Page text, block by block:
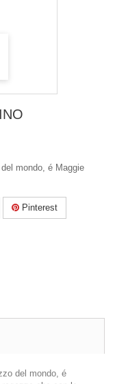
mondo, é Maggie
Pinterest
del mondo, é